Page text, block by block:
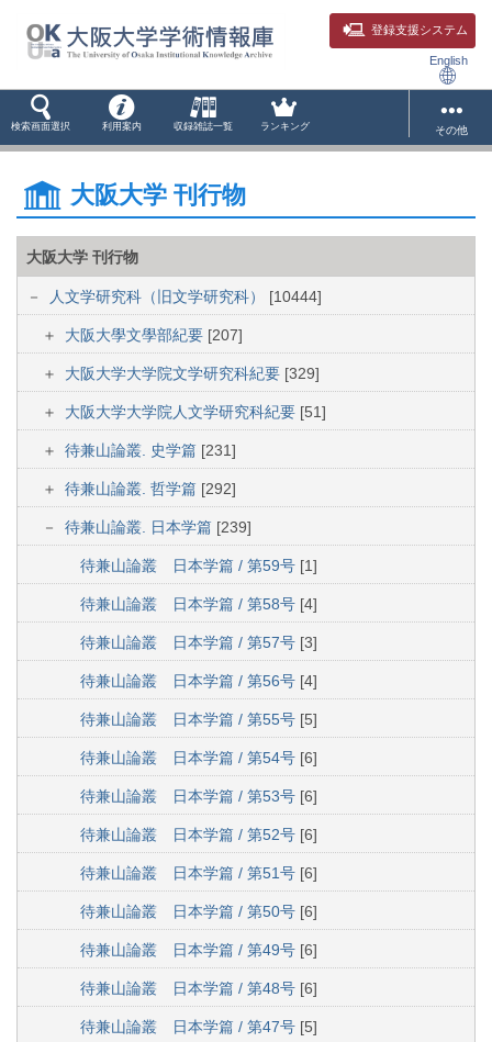
登録支援システム
English
検索画面選択 利用案内 収録雑誌一覧 ランキング その他
大阪大学 刊行物
大阪大学 刊行物
人文学研究科（旧文学研究科） [10444]
大阪大學文學部紀要 [207]
大阪大学大学院文学研究科紀要 [329]
大阪大学大学院人文学研究科紀要 [51]
待兼山論叢. 史学篇 [231]
待兼山論叢. 哲学篇 [292]
待兼山論叢. 日本学篇 [239]
待兼山論叢 日本学篇 / 第59号 [1]
待兼山論叢 日本学篇 / 第58号 [4]
待兼山論叢 日本学篇 / 第57号 [3]
待兼山論叢 日本学篇 / 第56号 [4]
待兼山論叢 日本学篇 / 第55号 [5]
待兼山論叢 日本学篇 / 第54号 [6]
待兼山論叢 日本学篇 / 第53号 [6]
待兼山論叢 日本学篇 / 第52号 [6]
待兼山論叢 日本学篇 / 第51号 [6]
待兼山論叢 日本学篇 / 第50号 [6]
待兼山論叢 日本学篇 / 第49号 [6]
待兼山論叢 日本学篇 / 第48号 [6]
待兼山論叢 日本学篇 / 第47号 [5]